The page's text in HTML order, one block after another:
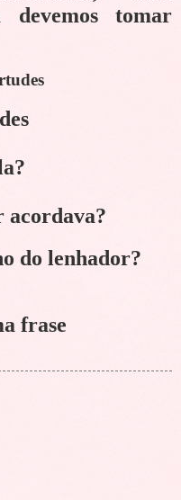
devemos tomar
acordava?
do lenhador?
frase